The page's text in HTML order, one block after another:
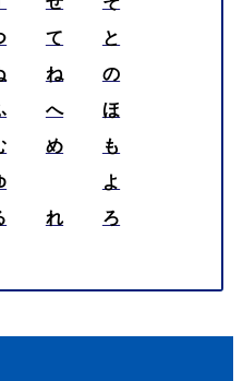
て
と
ね
の
へ
ほ
め
も
よ
れ
ろ